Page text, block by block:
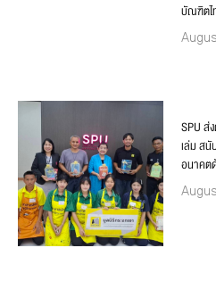
บัณฑิตไ
SPU ส่
เล่ม สนั
อนาคต